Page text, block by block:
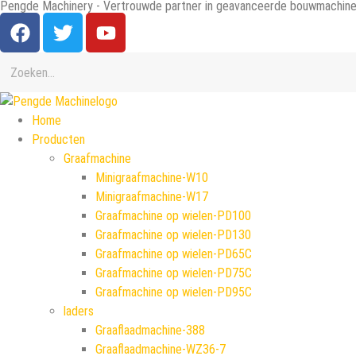
Pengde Machinery - Vertrouwde partner in geavanceerde
Home
Producten
Graafmachine
Minigraafmachine-W10
Minigraafmachine-W17
Graafmachine op wielen-PD100
Graafmachine op wielen-PD130
Graafmachine op wielen-PD65C
Graafmachine op wielen-PD75C
Graafmachine op wielen-PD95C
laders
Graaflaadmachine-388
Graaflaadmachine-WZ36-7